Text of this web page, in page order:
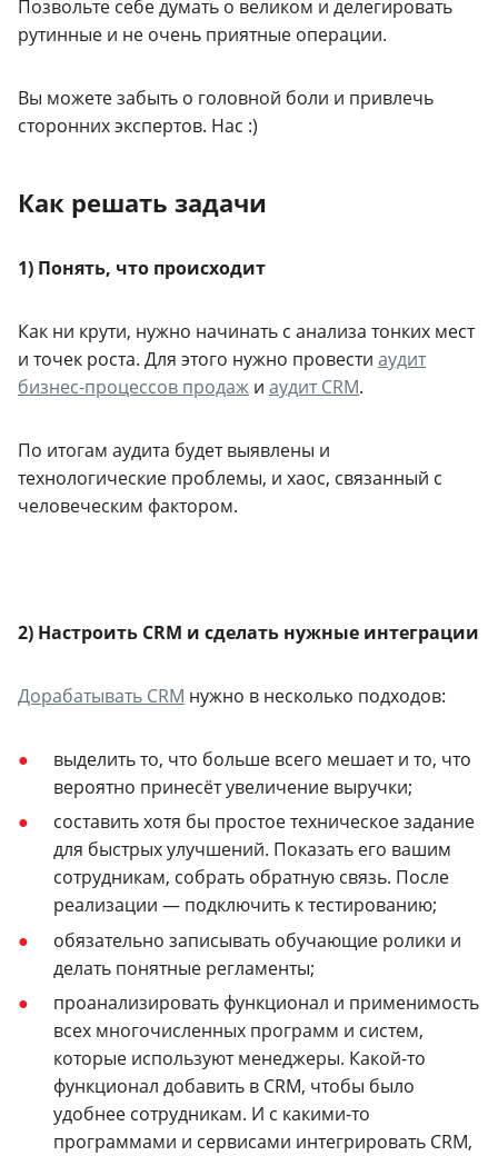
Позвольте себе думать о великом и делегировать
рутинные и не очень приятные операции.
Вы можете забыть о головной боли и привлечь
сторонних экспертов. Нас :)
Как решать задачи
1) Понять, что происходит
Как ни крути, нужно начинать с анализа тонких мест
и точек роста. Для этого нужно провести аудит
бизнес-процессов продаж и аудит CRM.
По итогам аудита будет выявлены и
технологические проблемы, и хаос, связанный с
человеческим фактором.
2) Настроить CRM и сделать нужные интеграции
Дорабатывать CRM нужно в несколько подходов:
выделить то, что больше всего мешает и то, что
вероятно принесёт увеличение выручки;
составить хотя бы простое техническое задание
для быстрых улучшений. Показать его вашим
сотрудникам, собрать обратную связь. После
реализации — подключить к тестированию;
обязательно записывать обучающие ролики и
делать понятные регламенты;
проанализировать функционал и применимость
всех многочисленных программ и систем,
которые используют менеджеры. Какой-то
функционал добавить в CRM, чтобы было
удобнее сотрудникам. И с какими-то
программами и сервисами интегрировать CRM,